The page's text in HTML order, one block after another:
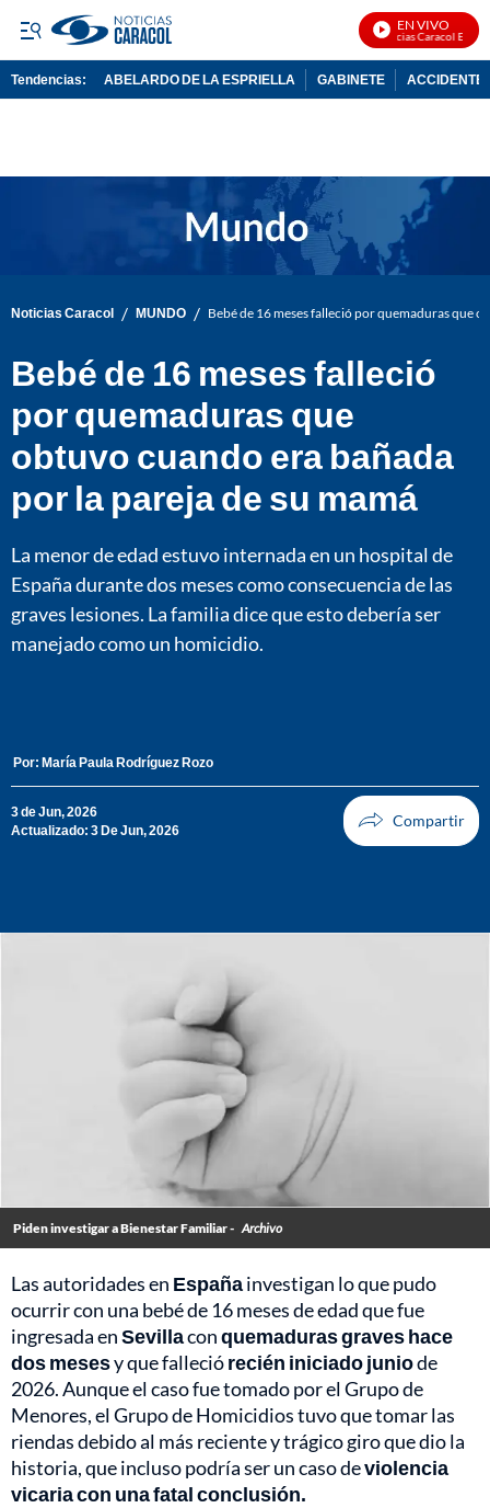
EN VIVO
Noticias Caracol En Vivo
Tendencias: ABELARDO DE LA ESPRIELLA GABINETE ACCIDENTE
Noticias Caracol / MUNDO / Bebé de 16 meses falleció por quemaduras que
Bebé de 16 meses falleció
por quemaduras que
obtuvo cuando era bañada
por la pareja de su mamá
La menor de edad estuvo internada en un hospital de
España durante dos meses como consecuencia de las
graves lesiones. La familia dice que esto debería ser
manejado como un homicidio.
Por: María Paula Rodríguez Rozo
3 de Jun, 2026
Actualizado: 3 De Jun, 2026
Piden investigar a Bienestar Familiar - Archivo
Las autoridades en Españainvestigan lo que pudo
ocurrir con una bebé de 16 meses de edad que fue
ingresada enSevillaconquemaduras graves hace
dos mesesy que falleciórecién iniciado juniode
2026. Aunque el caso fue tomado por el Grupo de
Menores, el Grupo de Homicidios tuvo que tomar las
riendas debido al más reciente y trágico giro que dio la
historia, que incluso podría ser un caso deviolencia
vicaria con una fatal conclusión.